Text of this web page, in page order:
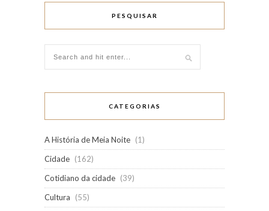
PESQUISAR
CATEGORIAS
A História de Meia Noite (1)
Cidade (162)
Cotidiano da cidade (39)
Cultura
(55)